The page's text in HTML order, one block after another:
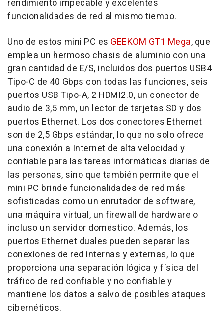
rendimiento impecable y excelentes
funcionalidades de red al mismo tiempo.
Uno de estos mini PC es GEEKOM GT1 Mega, que
emplea un hermoso chasis de aluminio con una
gran cantidad de E/S, incluidos dos puertos USB4
Tipo-C de 40 Gbps con todas las funciones, seis
puertos USB Tipo-A, 2 HDMI2.0, un conector de
audio de 3,5 mm, un lector de tarjetas SD y dos
puertos Ethernet. Los dos conectores Ethernet
son de 2,5 Gbps estándar, lo que no solo ofrece
una conexión a Internet de alta velocidad y
confiable para las tareas informáticas diarias de
las personas, sino que también permite que el
mini PC brinde funcionalidades de red más
sofisticadas como un enrutador de software,
una máquina virtual, un firewall de hardware o
incluso un servidor doméstico. Además, los
puertos Ethernet duales pueden separar las
conexiones de red internas y externas, lo que
proporciona una separación lógica y física del
tráfico de red confiable y no confiable y
mantiene los datos a salvo de posibles ataques
cibernéticos.